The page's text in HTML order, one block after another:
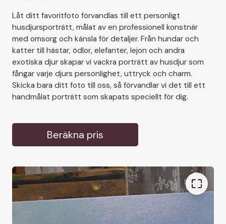
Låt ditt favoritfoto förvandlas till ett personligt
husdjursporträtt, målat av en professionell konstnär
med omsorg och känsla för detaljer. Från hundar och
katter till hästar, ödlor, elefanter, lejon och andra
exotiska djur skapar vi vackra porträtt av husdjur som
fångar varje djurs personlighet, uttryck och charm.
Skicka bara ditt foto till oss, så förvandlar vi det till ett
handmålat porträtt som skapats speciellt för dig.
Beräkna pris